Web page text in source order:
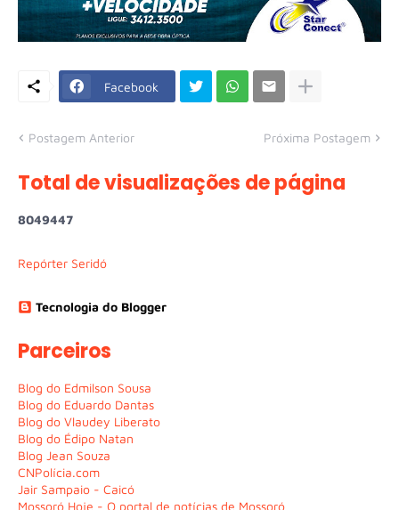
Facebook
Postagem Anterior Próxima Postagem
Total de visualizações de página
8049447
Repórter Seridó
Tecnologia do Blogger
Parceiros
Blog do Edmilson Sousa
Blog do Eduardo Dantas
Blog do Vlaudey Liberato
Blog do Édipo Natan
Blog Jean Souza
CNPolícia.com
Jair Sampaio - Caicó
Mossoró Hoje - O portal de notícias de Mossoró